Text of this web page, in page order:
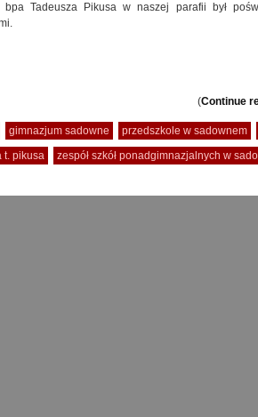
Tadeusza Pikusa w naszej parafii był
(Continue
gimnazjum sadowne przedszkole w sadownem
t. pikusa zespół szkół ponadgimnazjalnych w